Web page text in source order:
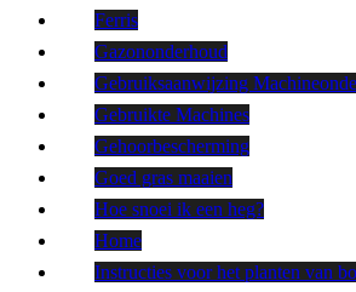
Ferris
Gazononderhoud
Gebruiksaanwijzing
Gebruikte Machines
Gehoorbescherming
Goed gras maaien
Hoe snoei ik een heg?
Home
Instructies voor het planten van